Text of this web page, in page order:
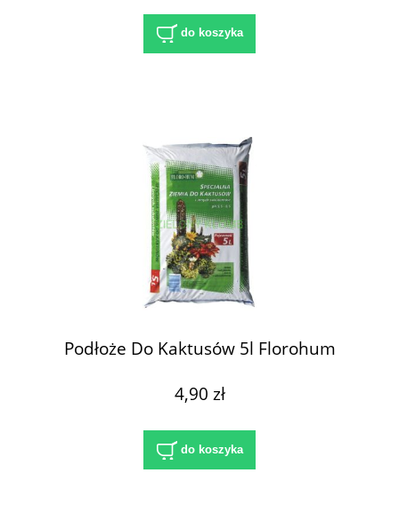
do koszyka
Podłoże Do Kaktusów 5l Florohum
4,90 zł
do koszyka